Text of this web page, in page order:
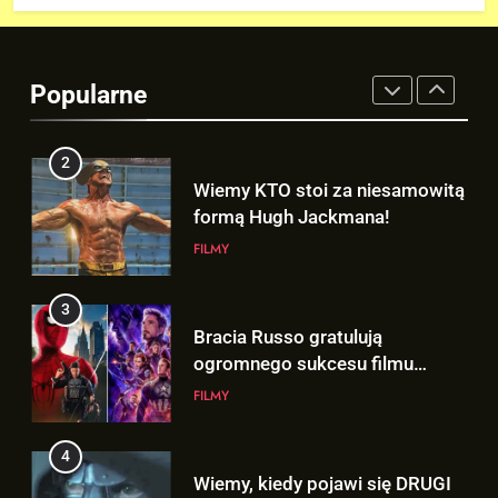
Popularne
2
formą Hugh Jackmana!
3
Bracia Russo gratulują
ogromnego sukcesu filmu
„SPIDER-MAN: BRAND NEW
FILMY
4
Wiemy, kiedy pojawi się DRUGI
TRAILER „AVENGERS:
DOOMSDAY”!
FILMY
5
Mamy wgląd na trailer